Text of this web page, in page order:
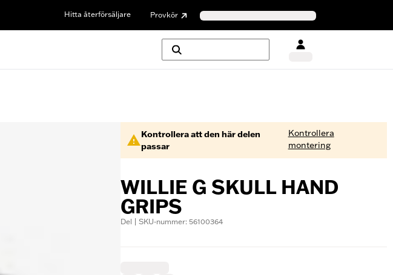
Hitta återförsäljare Provkör
Kontrollera att den här delen
passar
Kontrollera
montering
WILLIE G SKULL HAND
GRIPS
Del | SKU-nummer: 56100364